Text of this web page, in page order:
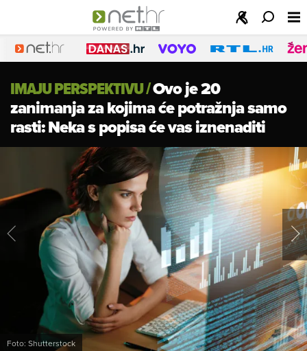
IMAJU PERSPEKTIVU/Ovo je 20
zanimanja za kojima će potražnja samo
rasti: Neka s popisa će vas iznenaditi
Foto: Shutterstock